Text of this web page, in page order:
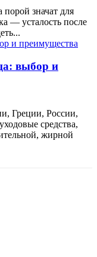
значат для
— усталость после
выбор и
Греции, России,
средства,
жирной